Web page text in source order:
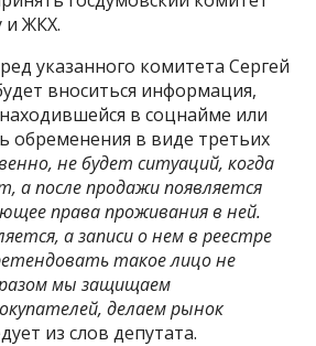
и ЖКХ.
указанного комитета Сергей
вноситься информация,
в соцнайме или
обременения в виде третьих
не будет ситуаций, когда
а после продажи появляется
права проживания в ней.
а записи о нем в реестре
такое лицо не
мы защищаем
делаем рынок
из слов депутата.